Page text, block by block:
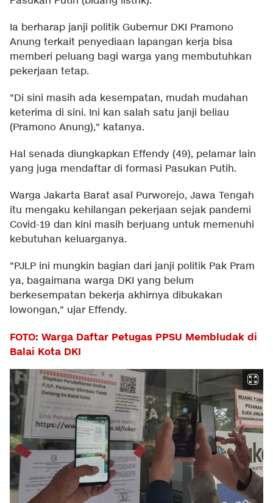
Ia berharap janji politik Gubernur DKI Pramono
Anung terkait penyediaan lapangan kerja bisa
memberi peluang bagi warga yang membutuhkan
pekerjaan tetap.
"Di sini masih ada kesempatan, mudah mudahan
keterima di sini. Ini kan salah satu janji beliau
(Pramono Anung)," katanya.
Hal senada diungkapkan Effendy (49), pelamar lain
yang juga mendaftar di formasi Pasukan Putih.
Warga Jakarta Barat asal Purworejo, Jawa Tengah
itu mengaku kehilangan pekerjaan sejak pandemi
Covid-19 dan kini masih berjuang untuk memenuhi
kebutuhan keluarganya.
"PJLP ini mungkin bagian dari janji politik Pak Pram
ya, bagaimana warga DKI yang belum
berkesempatan bekerja akhirnya dibukakan
lowongan," ujar Effendy.
FOTO: Warga Daftar Petugas PPSU Membludak di
Balai Kota DKI